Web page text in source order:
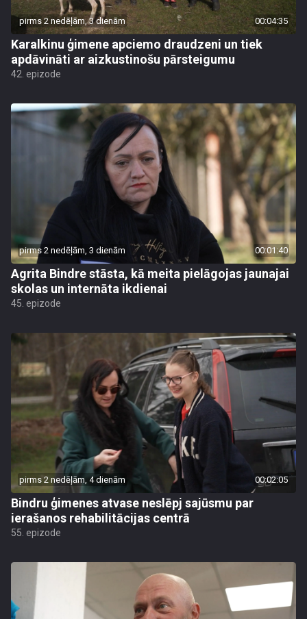
pirms 2 nedēļām, 3 dienām 00:04:35
Karalkinu ģimene apciemo draudzeni un tiek
apdāvināti ar aizkustinošu pārsteigumu
42. epizode
pirms 2 nedēļām, 3 dienām 00:01:40
Agrita Bindre stāsta, kā meita pielāgojas jaunajai
skolas un internāta ikdienai
45. epizode
pirms 2 nedēļām, 4 dienām 00:02:05
Bindru ģimenes atvase neslēpj sajūsmu par
ierašanos rehabilitācijas centrā
55. epizode